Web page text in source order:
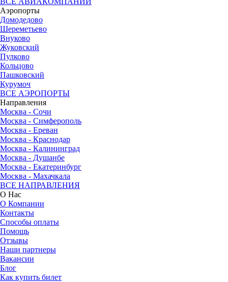
Аэропорты
Домодедово
Шереметьево
Внуково
Жуковский
Пулково
Кольцово
Пашковский
Курумоч
ВСЕ АЭРОПОРТЫ
Направления
Москва - Сочи
Москва - Симферополь
Москва - Ереван
Москва - Краснодар
Москва - Калининград
Москва - Душанбе
Москва - Екатеринбург
Москва - Махачкала
ВСЕ НАПРАВЛЕНИЯ
О Нас
О Компании
Контакты
Способы оплаты
Помощь
Отзывы
Наши партнеры
Вакансии
Блог
Как купить билет